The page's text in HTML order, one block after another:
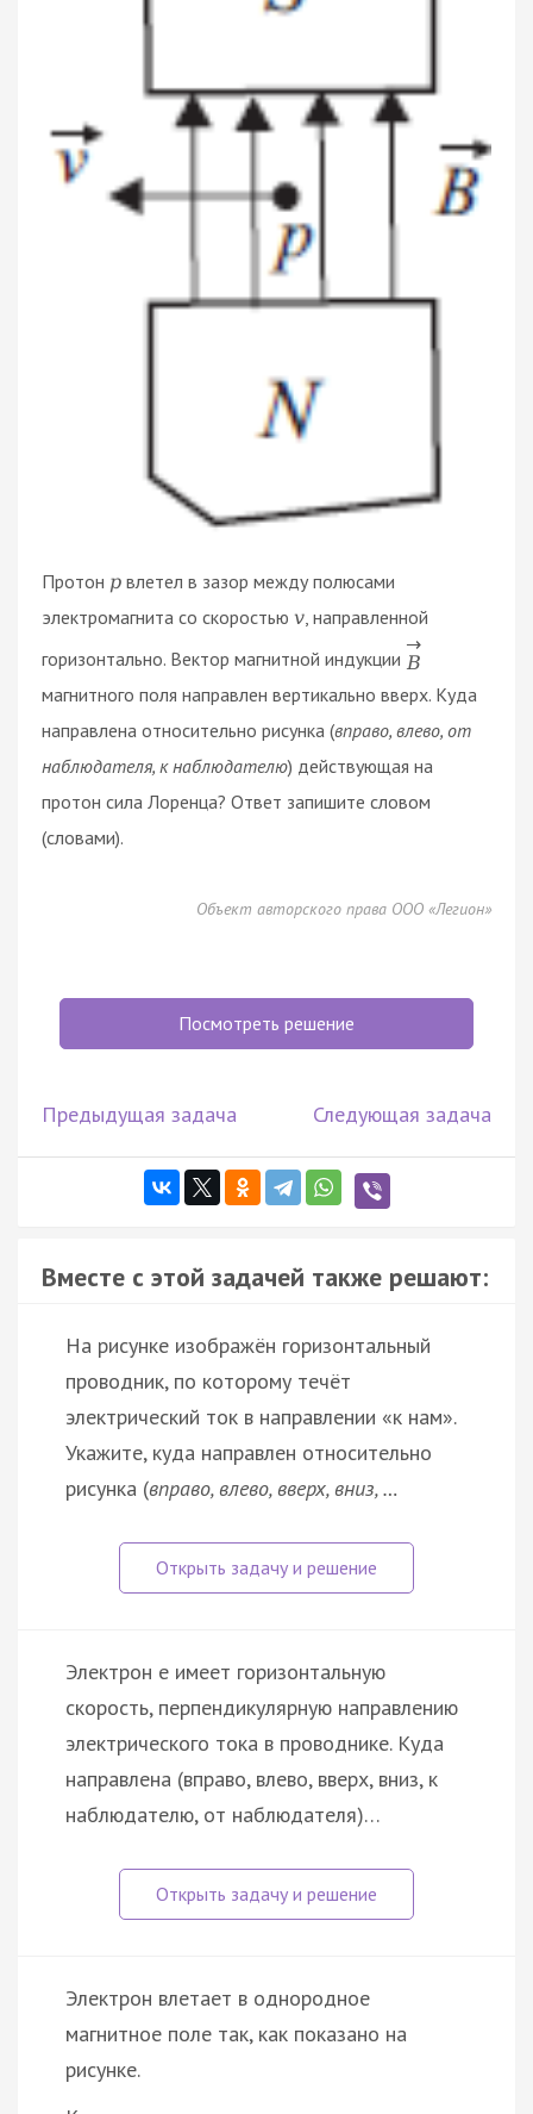
Протон p влетел в зазор между полюсами
электромагнита со скоростью v , направленной
горизонтально. Вектор магнитной индукции
→
B
магнитного поля направлен вертикально вверх. Куда
направлена относительно рисунка (вправо, влево, от
наблюдателя, к наблюдателю) действующая на
протон сила Лоренца? Ответ запишите словом
(словами).
Объект авторского права ООО «Легион»
Посмотреть решение
Предыдущая задача Следующая задача
Вместе с этой задачей также решают:
На рисунке изображён горизонтальный
проводник, по которому течёт
электрический ток в направлении «к нам».
Укажите, куда направлен относительно
рисунка (вправо, влево, вверх, вниз, …
Электрон e имеет горизонтальную
скорость, перпендикулярную направлению
электрического тока в проводнике. Куда
направлена (вправо, влево, вверх, вниз, к
наблюдателю, от наблюдателя)…
Электрон влетает в однородное
магнитное поле так, как показано на
рисунке.